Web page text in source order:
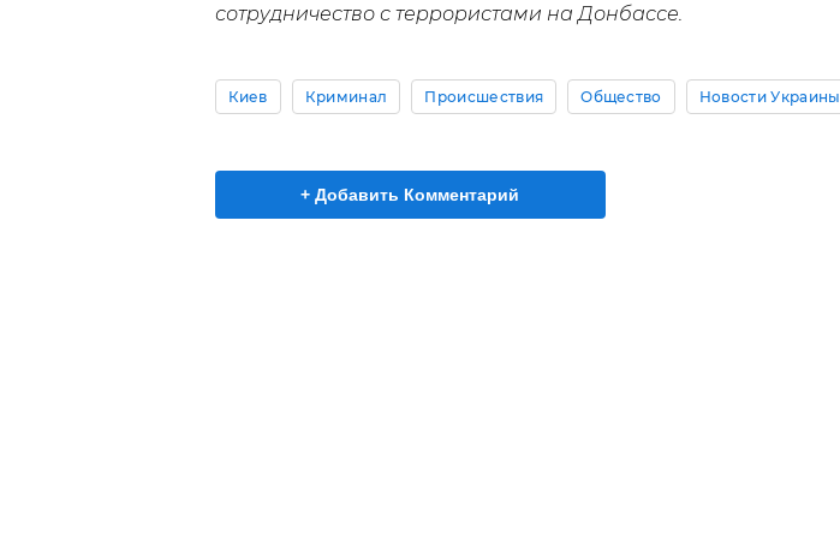
сотрудничество с террористами на Донбассе.
Киев Криминал Происшествия Общество Новости Украины
+ Добавить Комментарий